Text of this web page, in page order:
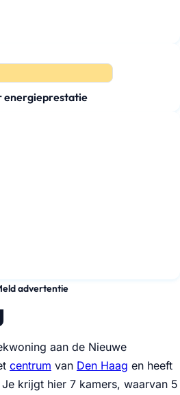
energieprestatie
advertentie
aan de Nieuwe
centrum van Den Haag en heeft
krijgt hier 7 kamers, waarvan 5